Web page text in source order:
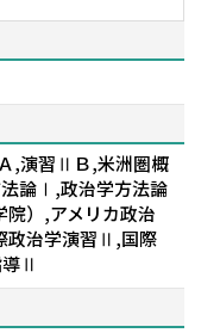
,演習ⅡＢ,米洲圏概
論Ⅰ,政治学方法論
）,アメリカ政治
政治学演習Ⅱ,国際
Ⅱ